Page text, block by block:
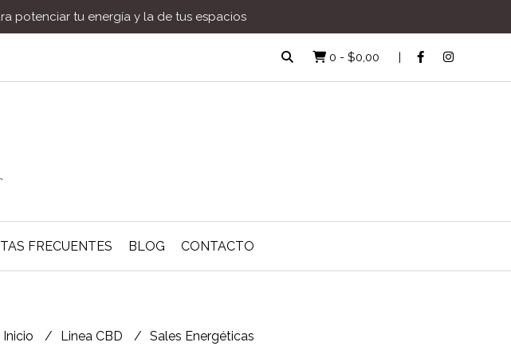
potenciar tu energía y la de tus espacios
0 - $0,00
FRECUENTES BLOG CONTACTO
Inicio Linea CBD Sales Energéticas